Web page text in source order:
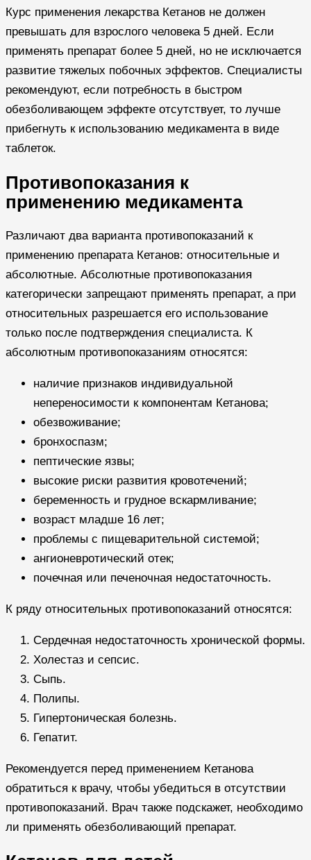
Курс применения лекарства Кетанов не должен
превышать для взрослого человека 5 дней. Если
применять препарат более 5 дней, но не исключается
развитие тяжелых побочных эффектов. Специалисты
рекомендуют, если потребность в быстром
обезболивающем эффекте отсутствует, то лучше
прибегнуть к использованию медикамента в виде
таблеток.
Противопоказания к
применению медикамента
Различают два варианта противопоказаний к
применению препарата Кетанов: относительные и
абсолютные. Абсолютные противопоказания
категорически запрещают применять препарат, а при
относительных разрешается его использование
только после подтверждения специалиста. К
абсолютным противопоказаниям относятся:
наличие признаков индивидуальной
непереносимости к компонентам Кетанова;
обезвоживание;
бронхоспазм;
пептические язвы;
высокие риски развития кровотечений;
беременность и грудное вскармливание;
возраст младше 16 лет;
проблемы с пищеварительной системой;
ангионевротический отек;
почечная или печеночная недостаточность.
К ряду относительных противопоказаний относятся:
Сердечная недостаточность хронической формы.
Холестаз и сепсис.
Сыпь.
Полипы.
Гипертоническая болезнь.
Гепатит.
Рекомендуется перед применением Кетанова
обратиться к врачу, чтобы убедиться в отсутствии
противопоказаний. Врач также подскажет, необходимо
ли применять обезболивающий препарат.